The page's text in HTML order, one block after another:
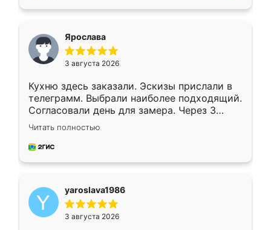
Ярослава
3 августа 2026
Кухню здесь заказали. Эскизы прислали в
телеграмм. Выбрали наиболее подходящий.
Согласовали день для замера. Через 3
недели кухня была уже готова. Остались
довольны работой. Спасибо Ренессанс
мебель за качественную работу!
Читать полностью
yaroslava1986
3 августа 2026